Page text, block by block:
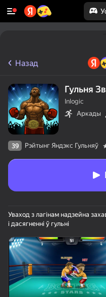
Гульня працуе
Назад
Гульня
Inlogic
Аркады
39 Рэйтынг Яндэкс Гульняў
Уваход з лагінам надзейна
і дасягненні ў гульні